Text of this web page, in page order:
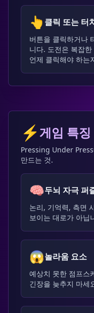
👆 클릭 또는 터
버튼을 클릭하거나
니다. 도전은 복잡
언제 클릭해야 하는
⚡게임 특징
Pressing Under
만드는 것.
🧠두뇌 자극 퍼
논리, 기억력, 측면
보이는 대로가 아닙
😱놀라움 요소
예상치 못한 점프스
긴장을 늦추지 마세